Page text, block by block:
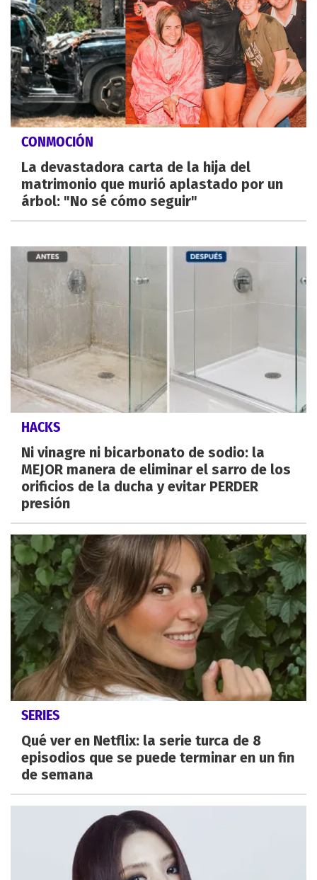
CONMOCIÓN
La devastadora carta de la hija del
matrimonio que murió aplastado por un
árbol: "No sé cómo seguir"
HACKS
Ni vinagre ni bicarbonato de sodio: la
MEJOR manera de eliminar el sarro de los
orificios de la ducha y evitar PERDER
presión
SERIES
Qué ver en Netflix: la serie turca de 8
episodios que se puede terminar en un fin
de semana